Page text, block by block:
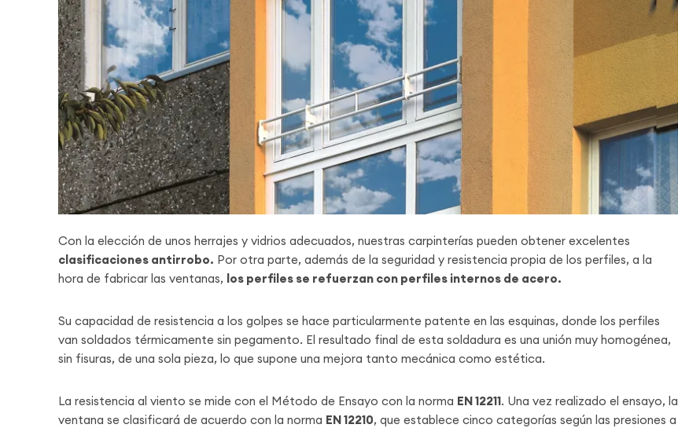
Con la elección de unos herrajes y vidrios adecuados, nuestras carpinterías pueden obtener excelentes
clasificaciones antirrobo. Por otra parte, además de la seguridad y resistencia propia de los perfiles, a la
hora de fabricar las ventanas, los perfiles se refuerzan con perfiles internos de acero.
Su capacidad de resistencia a los golpes se hace particularmente patente en las esquinas, donde los perfiles
van soldados térmicamente sin pegamento. El resultado final de esta soldadura es una unión muy homogénea,
sin fisuras, de una sola pieza, lo que supone una mejora tanto mecánica como estética.
La resistencia al viento se mide con el Método de Ensayo con la norma EN 12211. Una vez realizado el ensayo, la
ventana se clasificará de acuerdo con la norma EN 12210, que establece cinco categorías según las presiones a